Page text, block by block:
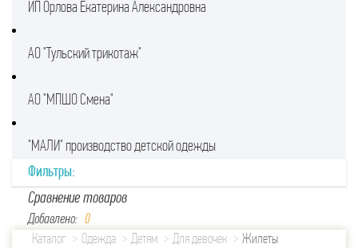
ИП Орлова Екатерина Александровна
АО "Тульский трикотаж"
АО "МПШО Смена"
"МАЛИ" производство детской одежды
Фильтры:
Сравнение товаров
Добавлено: 0
Каталог
Одежда Детям Для девочек
Жилеты